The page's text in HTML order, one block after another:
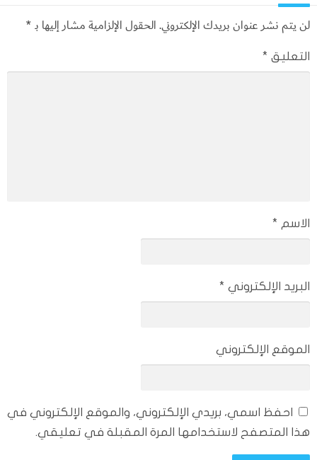
لن يتم نشر عنوان بريدك الإلكتروني.الحقول الإلزامية مشار إليها بـ*
التعليق *
الاسم *
البريد الإلكتروني *
الموقع الإلكتروني
احفظ اسمي، بريدي الإلكتروني، والموقع الإلكتروني في
هذا المتصفح لاستخدامها المرة المقبلة في تعليقي.